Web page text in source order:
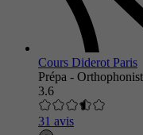
Cours Diderot Paris
Prépa -
3.6
31 avis